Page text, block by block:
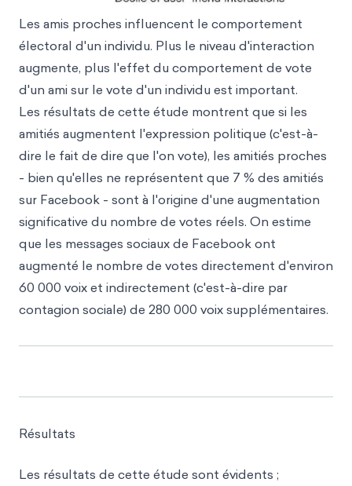
Les amis proches influencent le comportement
électoral d'un individu. Plus le niveau d'interaction
augmente, plus l'effet du comportement de vote
d'un ami sur le vote d'un individu est important.
Les résultats de cette étude montrent que si les
amitiés augmentent l'expression politique (c'est-à-
dire le fait de dire que l'on vote), les amitiés proches
- bien qu'elles ne représentent que 7 % des amitiés
sur Facebook - sont à l'origine d'une augmentation
significative du nombre de votes réels. On estime
que les messages sociaux de Facebook ont
augmenté le nombre de votes directement d'environ
60 000 voix et indirectement (c'est-à-dire par
contagion sociale) de 280 000 voix supplémentaires.
Résultats
Les résultats de cette étude sont évidents ;